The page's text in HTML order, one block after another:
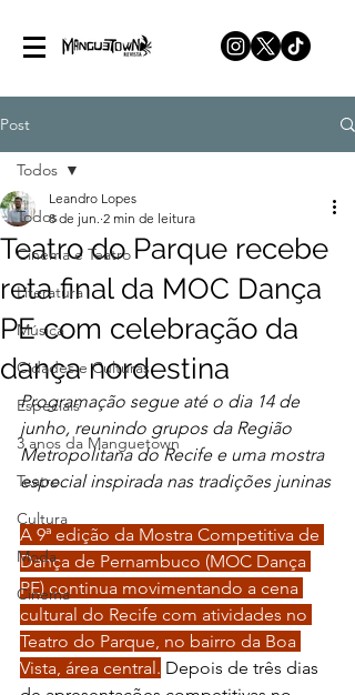
Post
Todos
Cinema e Teatro
Literatura
Música
Cidades e Culturas
Especiais
3 anos da Manguetown
Teatro
Cultura
Moda
Cinema
Todos
Teatro do Parque recebe
reta final da MOC Dança
PE com celebração da
dança nordestina
Leandro Lopes
8 de jun. 2 min de leitura
Programação segue até o dia 14 de
junho, reunindo grupos da Região
Metropolitana do Recife e uma mostra
especial inspirada nas tradições juninas
A 9ª edição da Mostra Competitiva de
Dança de Pernambuco (MOC Dança
PE) continua movimentando a cena
cultural do Recife com atividades no
Teatro do Parque, no bairro da Boa
Vista, área central. Depois de três dias